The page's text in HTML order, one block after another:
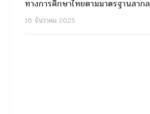
ทางการศึกษาไทยตามมาตรฐานสากล
16 ธันวาคม 2025